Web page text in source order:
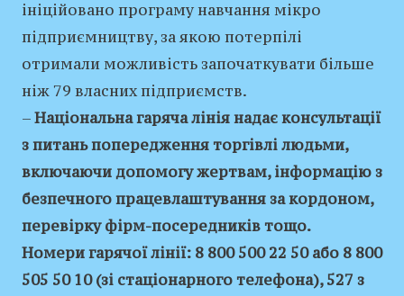
ініційовано програму навчання мікро
підприємництву, за якою потерпілі
отримали можливість започаткувати більше
ніж 79 власних підприємств.
–Національна гаряча лінія надає консультації
з питань попередження торгівлі людьми,
включаючи допомогу жертвам, інформацію з
безпечного працевлаштування за кордоном,
перевірку фірм-посередників тощо.
Номери гарячої лінії: 8 800 500 22 50 або 8 800
505 50 10 (зі стаціонарного телефона), 527 з